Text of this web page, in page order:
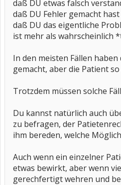
daß DU etwas falsch
daß DU Fehler gemacht hast
daß DU das eigentliche
ist mehr als wahrscheinlich
In den meisten Fällen
gemacht, aber die Patient
Trotzdem müssen solche
Du kannst natürlich auch
zu befragen, der
ihm bereden, welche
Auch wenn ein einzelner
etwas bewirkt, aber wenn
gerechfertigt wehren und